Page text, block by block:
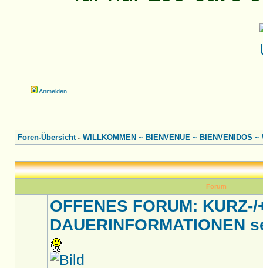
Anmelden
Foren-Übersicht» WILLKOMMEN ~ BIENVENUE ~ BIENVENIDOS ~
Forum
OFFENES FORUM: KURZ-/
DAUERINFORMATIONEN